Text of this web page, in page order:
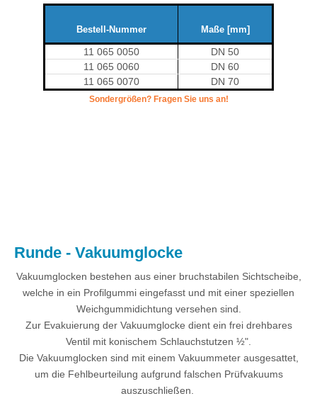
Bestell-Nummer Maße [mm]
11 065 0050
DN 50
11 065 0060
DN 60
11 065 0070
DN 70
Sondergrößen? Fragen Sie uns an!
Runde - Vakuumglocke
Vakuumglocken bestehen aus einer bruchstabilen Sichtscheibe,
welche in ein Profilgummi eingefasst und mit einer speziellen
Weichgummidichtung versehen sind.
Zur Evakuierung der Vakuumglocke dient ein frei drehbares
Ventil mit konischem Schlauchstutzen ½".
Die Vakuumglocken sind mit einem Vakuummeter ausgesattet,
um die Fehlbeurteilung aufgrund falschen Prüfvakuums
auszuschließen.